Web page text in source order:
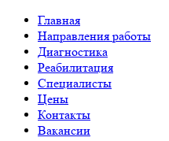
Главная
Направления работы
Диагностика
Реабилитация
Специалисты
Цены
Контакты
Вакансии